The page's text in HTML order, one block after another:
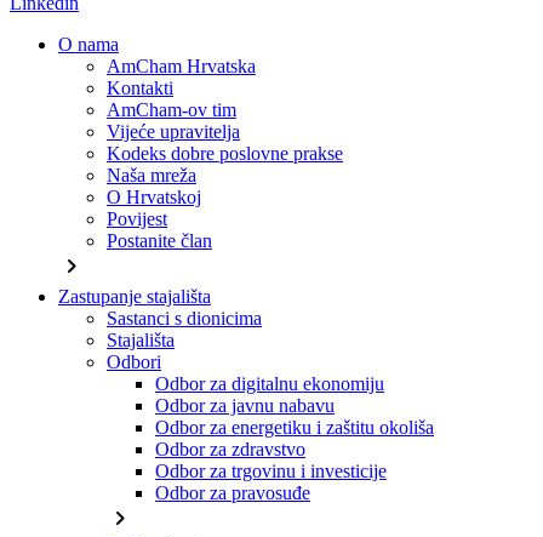
O nama
AmCham Hrvatska
Kontakti
AmCham-ov tim
Vijeće upravitelja
Kodeks dobre poslovne prakse
Naša mreža
O Hrvatskoj
Povijest
Postanite član
chevron_right
Zastupanje stajališta
Sastanci s dionicima
Stajališta
Odbori
Odbor za digitalnu ekonomiju
Odbor za javnu nabavu
Odbor za energetiku i zaštitu okoliša
Odbor za zdravstvo
Odbor za trgovinu i investicije
Odbor za pravosuđe
chevron_right